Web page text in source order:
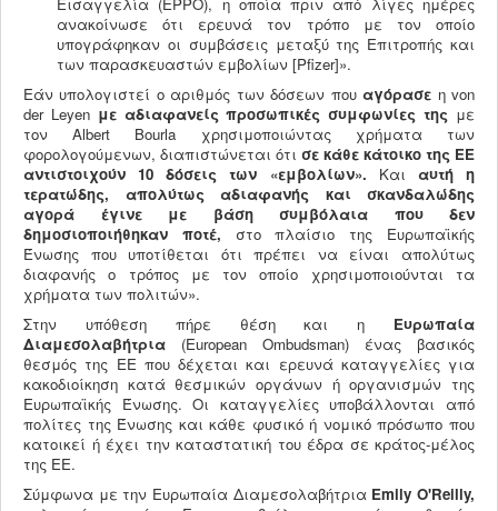
ανακοίνωσε ότι ερευνά τον τρόπο με τον οποίο
υπογράφηκαν οι συμβάσεις μεταξύ της Επιτροπής και
των παρασκευαστών εμβολίων [Pfizer]».
Εάν υπολογιστεί ο αριθμός των δόσεων πουαγόρασε η von
der Leyenμε αδιαφανείς προσωπικές συμφωνίες της με
τον Albert Bourla χρησιμοποιώντας χρήματα των
φορολογούμενων, διαπιστώνεται ότι σε κάθε κάτοικο της ΕΕ
αντιστοιχούν 10 δόσεις των «εμβολίων». Και αυτή η
τερατώδης, απολύτως αδιαφανής και σκανδαλώδης
αγορά έγινε με βάση συμβόλαια που δεν
δημοσιοποιήθηκαν ποτέ, στο πλαίσιο της Ευρωπαϊκής
Ένωσης που υποτίθεται ότι πρέπει να είναι απολύτως
διαφανής ο τρόπος με τον οποίο χρησιμοποιούνται τα
χρήματα των πολιτών».
Στην υπόθεση πήρε θέση και η Ευρωπαία
Διαμεσολαβήτρια (European Ombudsman) ένας βασικός
θεσμός της ΕΕ που δέχεται και ερευνά καταγγελίες για
κακοδιοίκηση κατά θεσμικών οργάνων ή οργανισμών της
Ευρωπαϊκής Ένωσης. Οι καταγγελίες υποβάλλονται από
πολίτες της Ένωσης και κάθε φυσικό ή νομικό πρόσωπο που
κατοικεί ή έχει την καταστατική του έδρα σε κράτος-μέλος
της ΕΕ.
Σύμφωνα με την Ευρωπαία Διαμεσολαβήτρια Emily O'Reilly,